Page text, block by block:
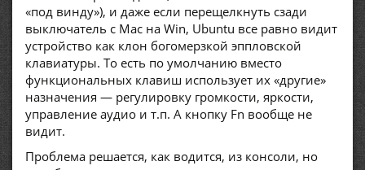
«под винду»), и даже если перещелкнуть сзади
выключатель с Mac на Win, Ubuntu все равно видит
устройство как клон богомерзкой эппловской
клавиатуры. То есть по умолчанию вместо
функциональных клавиш использует их «другие»
назначения — регулировку громкости, яркости,
управление аудио и т.п. А кнопку Fn вообще не
видит.
Проблема решается, как водится, из консоли, но